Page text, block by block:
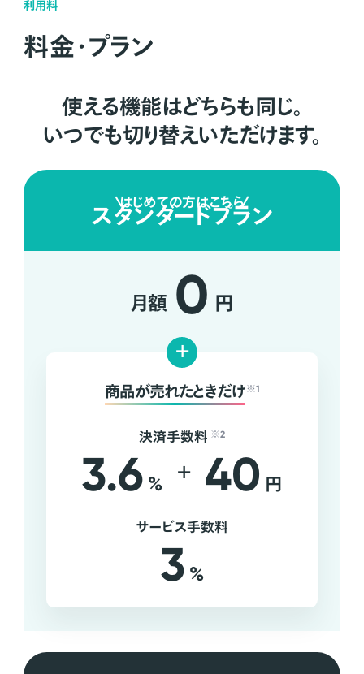
利用料
料金・プラン
使える機能はどちらも同じ。
いつでも切り替えいただけます。
はじめての方はこちら
スタンダードプラン
月額 0 円
+
商品が売れたときだけ ※1
決済手数料 ※2
3.6 % + 40 円
サービス手数料
3 %